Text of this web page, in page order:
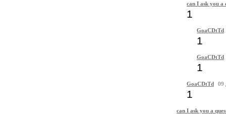
can I ask you a
1
GoaCDtTd
1
GoaCDtTd
1
GoaCDtTd 09
1
can I ask you a